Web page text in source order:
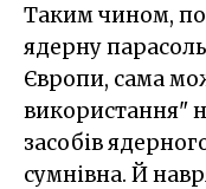
Таким чином,
ядерну
Європи, сама
використання"
засобів
сумнівна. Й